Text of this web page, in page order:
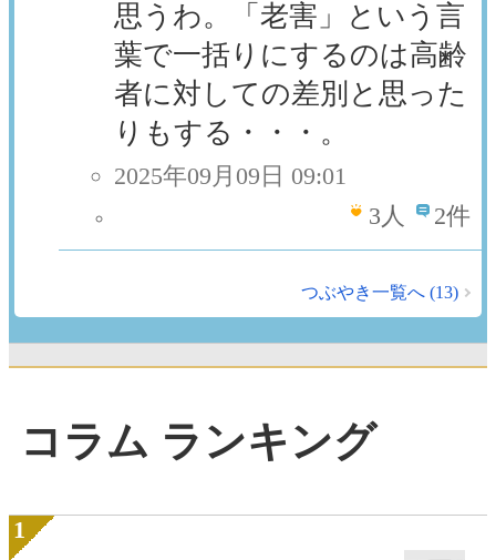
思うわ。「老害」という言
葉で一括りにするのは高齢
者に対しての差別と思った
りもする・・・。
2025年09月09日 09:01
3人 2件
つぶやき一覧へ (13)
コラム ランキング